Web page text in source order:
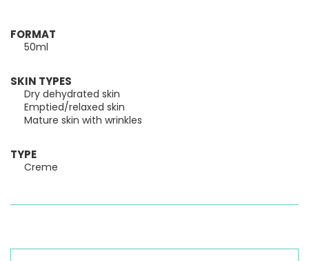
FORMAT
50ml
SKIN TYPES
Dry dehydrated skin
Emptied/relaxed skin
Mature skin with wrinkles
TYPE
Creme